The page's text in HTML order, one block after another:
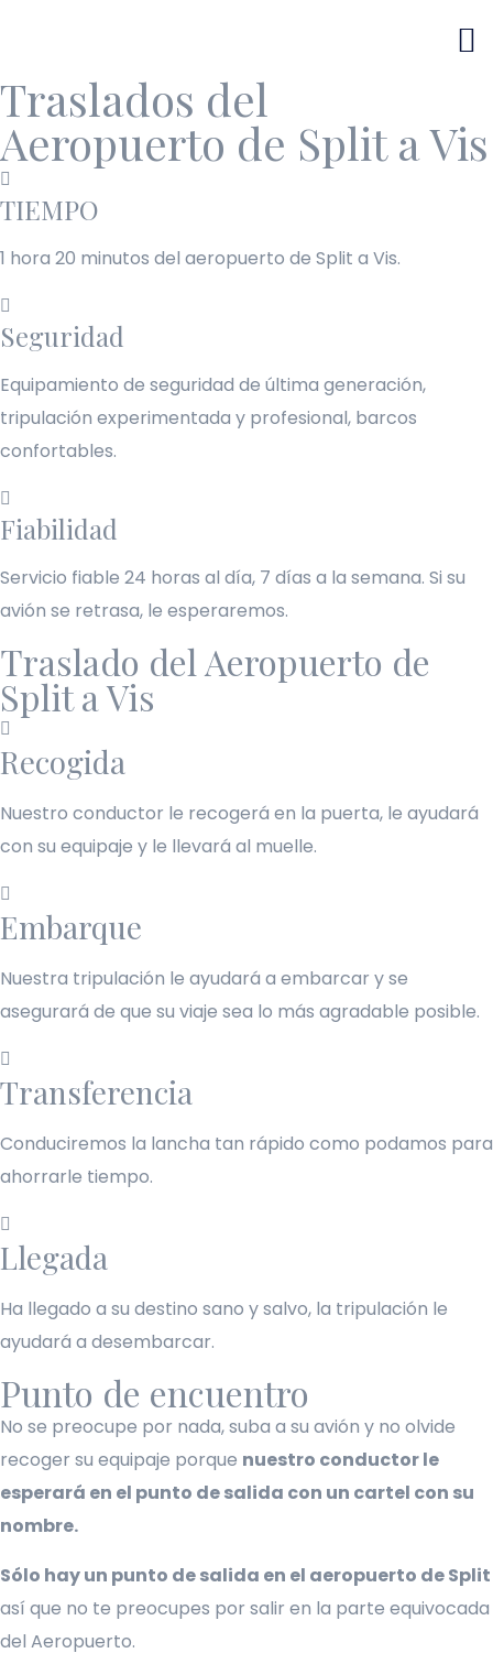
Traslados del
Aeropuerto de Split a Vis
TIEMPO
1 hora 20 minutos del aeropuerto de Split a Vis.
Seguridad
Equipamiento de seguridad de última generación,
tripulación experimentada y profesional, barcos
confortables.
Fiabilidad
Servicio fiable 24 horas al día, 7 días a la semana. Si su
avión se retrasa, le esperaremos.
Traslado del Aeropuerto de
Split a Vis
Recogida
Nuestro conductor le recogerá en la puerta, le ayudará
con su equipaje y le llevará al muelle.
Embarque
Nuestra tripulación le ayudará a embarcar y se
asegurará de que su viaje sea lo más agradable posible.
Transferencia
Conduciremos la lancha tan rápido como podamos para
ahorrarle tiempo.
Llegada
Ha llegado a su destino sano y salvo, la tripulación le
ayudará a desembarcar.
Punto de encuentro
No se preocupe por nada, suba a su avión y no olvide
recoger su equipaje porque nuestro conductor le
esperará en el punto de salida con un cartel con su
nombre.
Sólo hay un punto de salida en el aeropuerto de Split
así que no te preocupes por salir en la parte equivocada
del Aeropuerto.